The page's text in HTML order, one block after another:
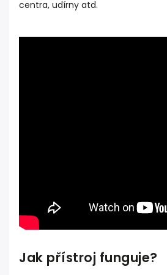
centra, udírny atd.
Jak přístroj funguje?